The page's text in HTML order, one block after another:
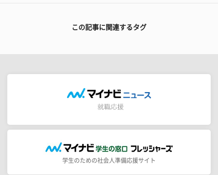
この記事に関連するタグ
学生のための社会人準備応援サイト